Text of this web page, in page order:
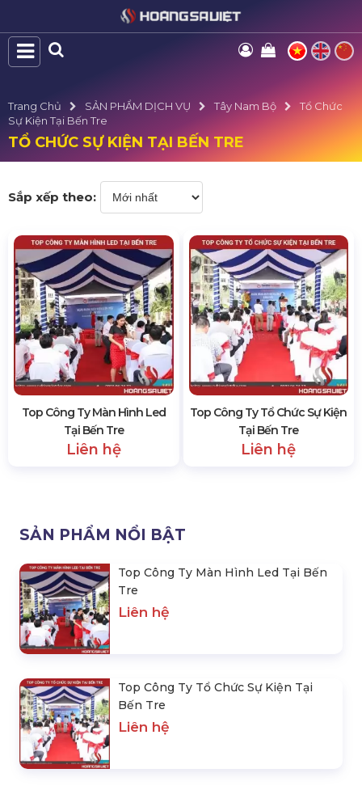
Trang Chủ SẢN PHẨM DỊCH VỤ Tây Nam Bộ
Tổ Chức
Sự Kiện Tại Bến Tre
TỔ CHỨC SỰ KIỆN TẠI BẾN TRE
Sắp xếp theo:
Top Công Ty Màn Hình Led
Tại Bến Tre
Liên hệ
Top Công Ty Tổ Chức Sự Kiện
Tại Bến Tre
Liên hệ
SẢN PHẨM NỔI BẬT
Top Công Ty Màn Hình Led Tại Bến
Tre
Liên hệ
Top Công Ty Tổ Chức Sự Kiện Tại
Bến Tre
Liên hệ